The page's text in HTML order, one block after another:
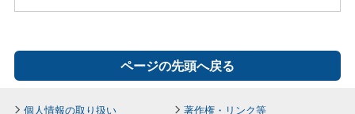
ページの先頭へ戻る
個人情報の取り扱い 著作権・リンク等